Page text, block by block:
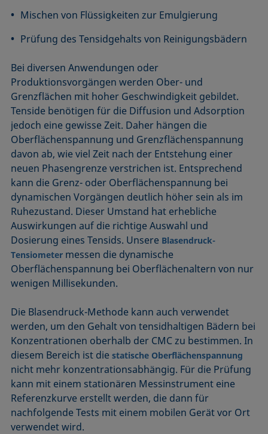
Mischen von Flüssigkeiten zur Emulgierung
Prüfung des Tensidgehalts von Reinigungsbädern
Bei diversen Anwendungen oder
Produktionsvorgängen werden Ober- und
Grenzflächen mit hoher Geschwindigkeit gebildet.
Tenside benötigen für die Diffusion und Adsorption
jedoch eine gewisse Zeit. Daher hängen die
Oberflächenspannung und Grenzflächenspannung
davon ab, wie viel Zeit nach der Entstehung einer
neuen Phasengrenze verstrichen ist. Entsprechend
kann die Grenz- oder Oberflächenspannung bei
dynamischen Vorgängen deutlich höher sein als im
Ruhezustand. Dieser Umstand hat erhebliche
Auswirkungen auf die richtige Auswahl und
Dosierung eines Tensids. Unsere Blasendruck-
Tensiometer messen die dynamische
Oberflächenspannung bei Oberflächenaltern von nur
wenigen Millisekunden.
Die Blasendruck-Methode kann auch verwendet
werden, um den Gehalt von tensidhaltigen Bädern bei
Konzentrationen oberhalb der CMC zu bestimmen. In
diesem Bereich ist diestatische Oberflächenspannung
nicht mehr konzentrationsabhängig. Für die Prüfung
kann mit einem stationären Messinstrument eine
Referenzkurve erstellt werden, die dann für
nachfolgende Tests mit einem mobilen Gerät vor Ort
verwendet wird.